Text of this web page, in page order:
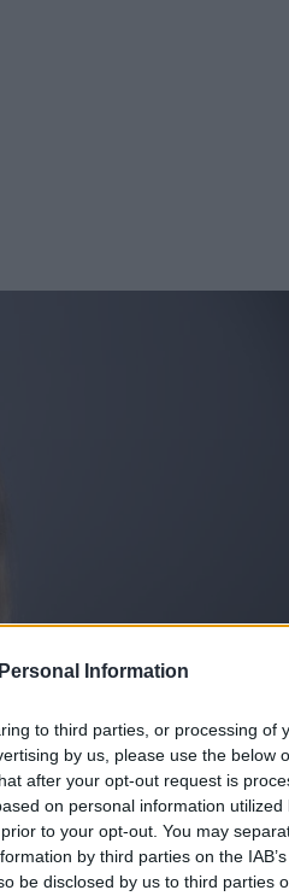
Information
to third parties, or processing of
by us, please use the below
after your opt-out request is
on personal information
to your opt-out. You may
by third parties on the
be disclosed by us to third parties